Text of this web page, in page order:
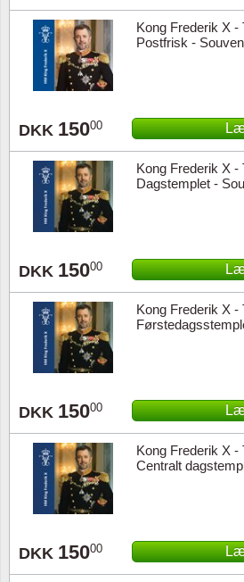
Kong Frederik X -
Postfrisk -
DKK 15000
Kong Frederik X -
Dagstemplet -
DKK 15000
Kong Frederik X -
DKK 15000
Kong Frederik X -
Centralt
DKK 15000